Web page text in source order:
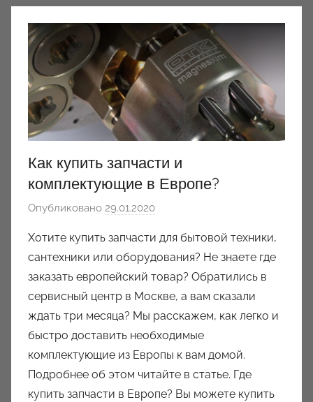
Как купить запчасти и
комплектующие в Европе?
Опубликовано 29.01.2020
т
о
р
о
м
a
u
k
c
Хотите купить запчасти для бытовой техники,
сантехники или оборудования? Не знаете где
заказать европейский товар? Обратились в
сервисный центр в Москве, а вам сказали
ждать три месяца? Мы расскажем, как легко и
быстро доставить необходимые
комплектующие из Европы к вам домой.
Подробнее об этом читайте в статье. Где
купить запчасти в Европе? Вы можете купить